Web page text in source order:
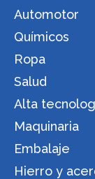
Automotor
Químicos
Ropa
Salud
Alta
Maquinaria
Embalaje
Hierro y